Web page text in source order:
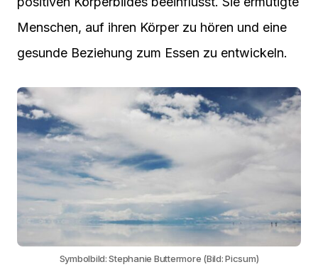
Menschen, auf ihren Körper zu hören und eine
gesunde Beziehung zum Essen zu entwickeln.
Symbolbild: Stephanie Buttermore (Bild: Picsum)